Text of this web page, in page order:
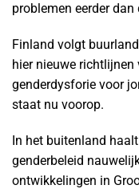
problemen eerder
Finland volgt
hier nieuwe richtlijnen
genderdysforie voor
staat nu voorop.
In het buitenland
genderbeleid
ontwikkelingen in